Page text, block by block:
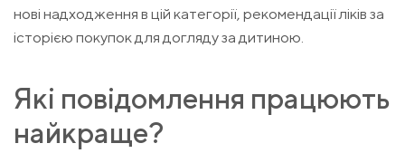
нові надходження в цій категорії, рекомендації ліків за
історією покупок для догляду за дитиною.
Які повідомлення працюють
найкраще?